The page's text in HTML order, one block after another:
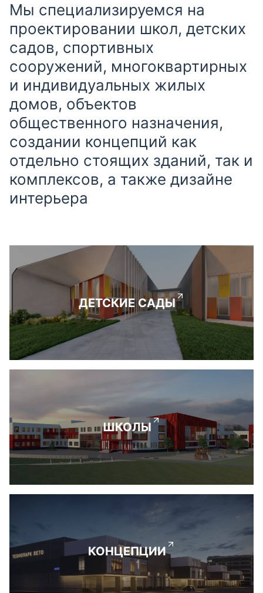
Мы специализируемся на
проектировании школ, детских
садов, спортивных
сооружений, многоквартирных
и индивидуальных жилых
домов, объектов
общественного назначения,
создании концепций как
отдельно стоящих зданий, так и
комплексов, а также дизайне
интерьера
ДЕТСКИЕ САДЫ
ШКОЛЫ
КОНЦЕПЦИИ